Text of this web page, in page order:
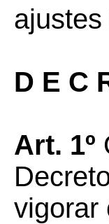
D E C
Art. 1º
vigorar